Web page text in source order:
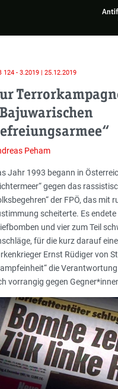
124 - 3.2019 | 25.12.2019
Peham
Jahr 1993 begann in
gegen das
der FPÖ, das mit
scheiterte. Es endete
und vier zum Teil
für die kurz darauf
Ernst Rüdiger von
die
vorrangig gegen